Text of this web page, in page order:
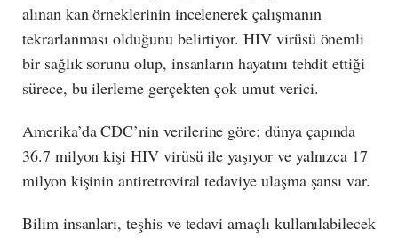
alınan kan örneklerinin incelenerek çalışmanın
tekrarlanması olduğunu belirtiyor. HIV virüsü önemli
bir sağlık sorunu olup, insanların hayatını tehdit ettiği
sürece, bu ilerleme gerçekten çok umut verici.
Amerika’da CDC’nin verilerine göre; dünya çapında
36.7 milyon kişi HIV virüsü ile yaşıyor ve yalnızca 17
milyon kişinin antiretroviral tedaviye ulaşma şansı var.
Bilim insanları, teşhis ve tedavi amaçlı kullanılabilecek